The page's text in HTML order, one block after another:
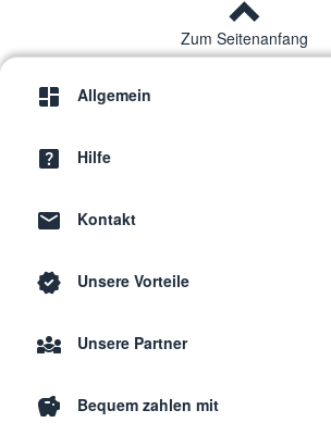
Zum Seitenanfang
Allgemein
Hilfe
Kontakt
Unsere Vorteile
Unsere Partner
Bequem zahlen mit